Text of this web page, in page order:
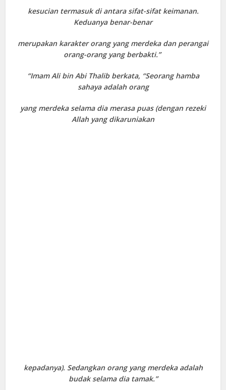
kesucian termasuk di antara sifat-sifat keimanan.
Keduanya benar-benar
merupakan karakter orang yang merdeka dan perangai
orang-orang yang berbakti.”
“Imam Ali bin Abi Thalib berkata, “Seorang hamba
sahaya adalah orang
yang merdeka selama dia merasa puas (dengan rezeki
Allah yang dikaruniakan
kepadanya). Sedangkan orang yang merdeka adalah
budak selama dia tamak.”